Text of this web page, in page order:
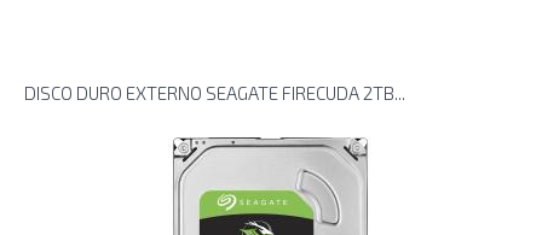
DISCO DURO EXTERNO SEAGATE FIRECUDA 2TB...